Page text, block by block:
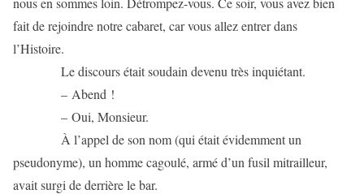
fait de rejoindre notre cabaret, car vous allez entrer dans
l’Histoire.
Le discours était soudain devenu très inquiétant.
– Abend !
– Oui, Monsieur.
À l’appel de son nom (qui était évidemment un
pseudonyme), un homme cagoulé, armé d’un fusil mitrailleur,
avait surgi de derrière le bar.